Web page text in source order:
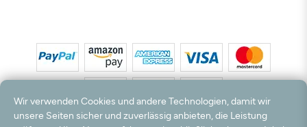
Wir verwenden Cookies und andere Technologien, damit wir
unsere Seiten sicher und zuverlässig anbieten, die Leistung